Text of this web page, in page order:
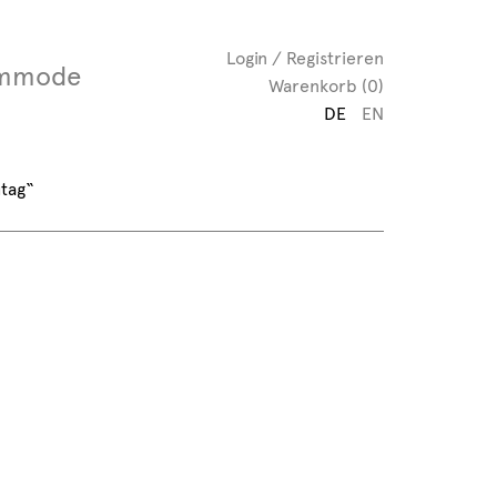
Login / Registrieren
Warenkorb (0)
DE
EN